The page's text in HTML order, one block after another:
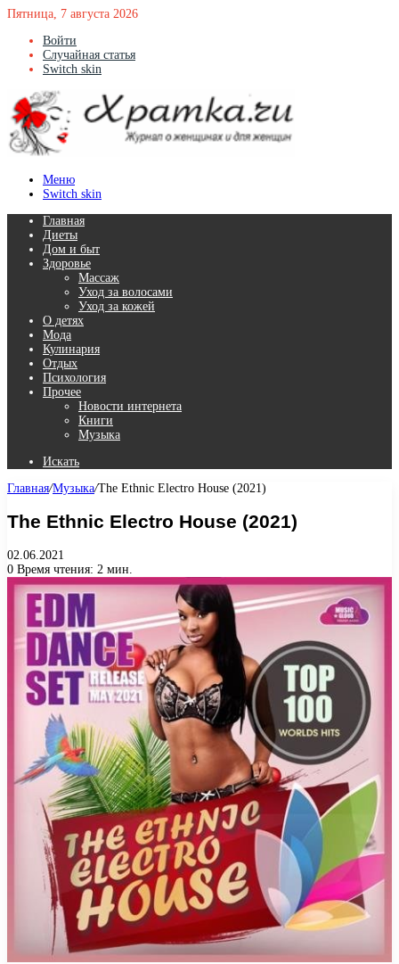
Пятница, 7 августа 2026
Войти
Случайная статья
Switch skin
Меню
Switch skin
Главная
Диеты
Дом и быт
Здоровье
Массаж
Уход за волосами
Уход за кожей
О детях
Мода
Кулинария
Отдых
Психология
Прочее
Новости интернета
Книги
Музыка
Искать
Главная/Музыка/The Ethnic Electro House (2021)
The Ethnic Electro House (2021)
02.06.2021
0 Время чтения: 2 мин.